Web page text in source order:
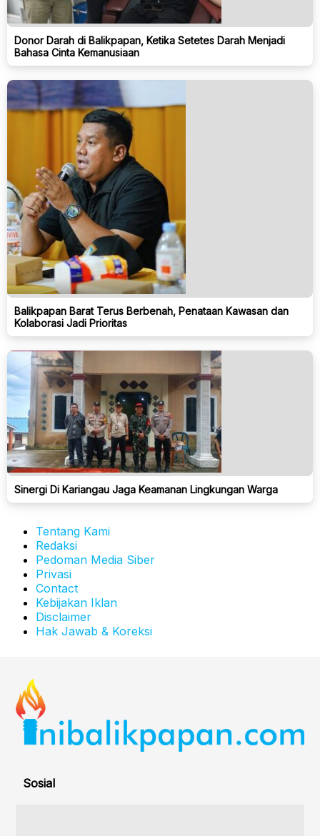
Donor Darah di Balikpapan, Ketika Setetes Darah Menjadi
Bahasa Cinta Kemanusiaan
Balikpapan Barat Terus Berbenah, Penataan Kawasan dan
Kolaborasi Jadi Prioritas
Sinergi Di Kariangau Jaga Keamanan Lingkungan Warga
Tentang Kami
Redaksi
Pedoman Media Siber
Privasi
Contact
Kebijakan Iklan
Disclaimer
Hak Jawab & Koreksi
Sosial